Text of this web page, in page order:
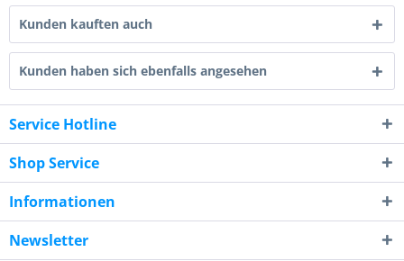
Kunden kauften auch
Kunden haben sich ebenfalls angesehen
Service Hotline
Shop Service
Informationen
Newsletter